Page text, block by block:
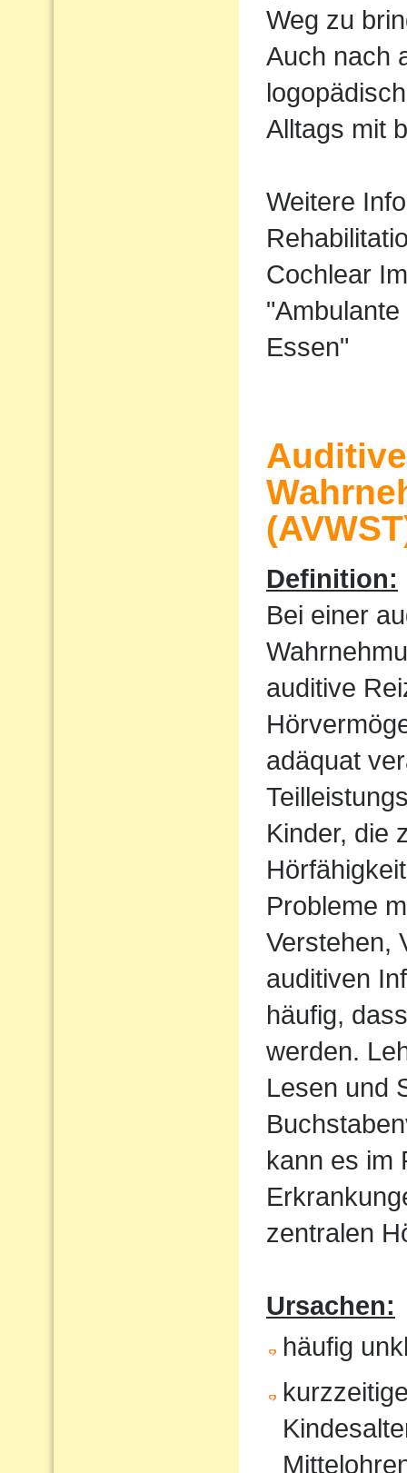
Weg zu
Auch nach
Alltags mit
Weitere
Cochlear
Essen"
Definition:
Bei einer
auditive
adäquat
Kinder, die
Probleme
Verstehen,
auditiven
häufig,
werden.
Lesen und
kann es im
zentralen
Ursachen:
häufig